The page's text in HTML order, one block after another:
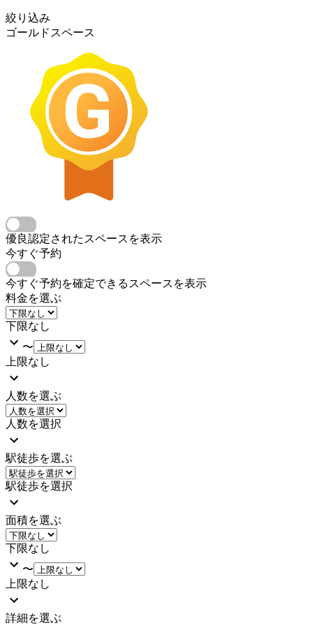
絞り込み
ゴールドスペース
優良認定されたスペースを表示
今すぐ予約
今すぐ予約を確定できるスペースを表示
料金を選ぶ
下限なし
〜
上限なし
人数を選ぶ
人数を選択
駅徒歩を選ぶ
駅徒歩を選択
面積を選ぶ
下限なし
〜
上限なし
詳細を選ぶ